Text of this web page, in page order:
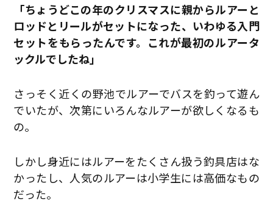
「ちょうどこの年のクリスマスに親からルアーと
ロッドとリールがセットになった、いわゆる入門
セットをもらったんです。これが最初のルアータ
ックルでしたね」
さっそく近くの野池でルアーでバスを釣って遊ん
でいたが、次第にいろんなルアーが欲しくなるも
の。
しかし身近にはルアーをたくさん扱う釣具店はな
かったし、人気のルアーは小学生には高価なもの
だった。